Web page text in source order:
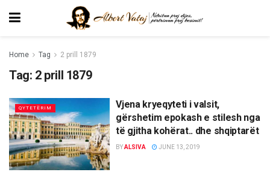
Home Tag 2 prill 1879
Tag: 2 prill 1879
QYTETËRIM
Vjena kryeqyteti i valsit,
gërshetim epokash e stilesh nga
të gjitha kohërat.. dhe shqiptarët
BYALSIVA JUNE 13, 2019